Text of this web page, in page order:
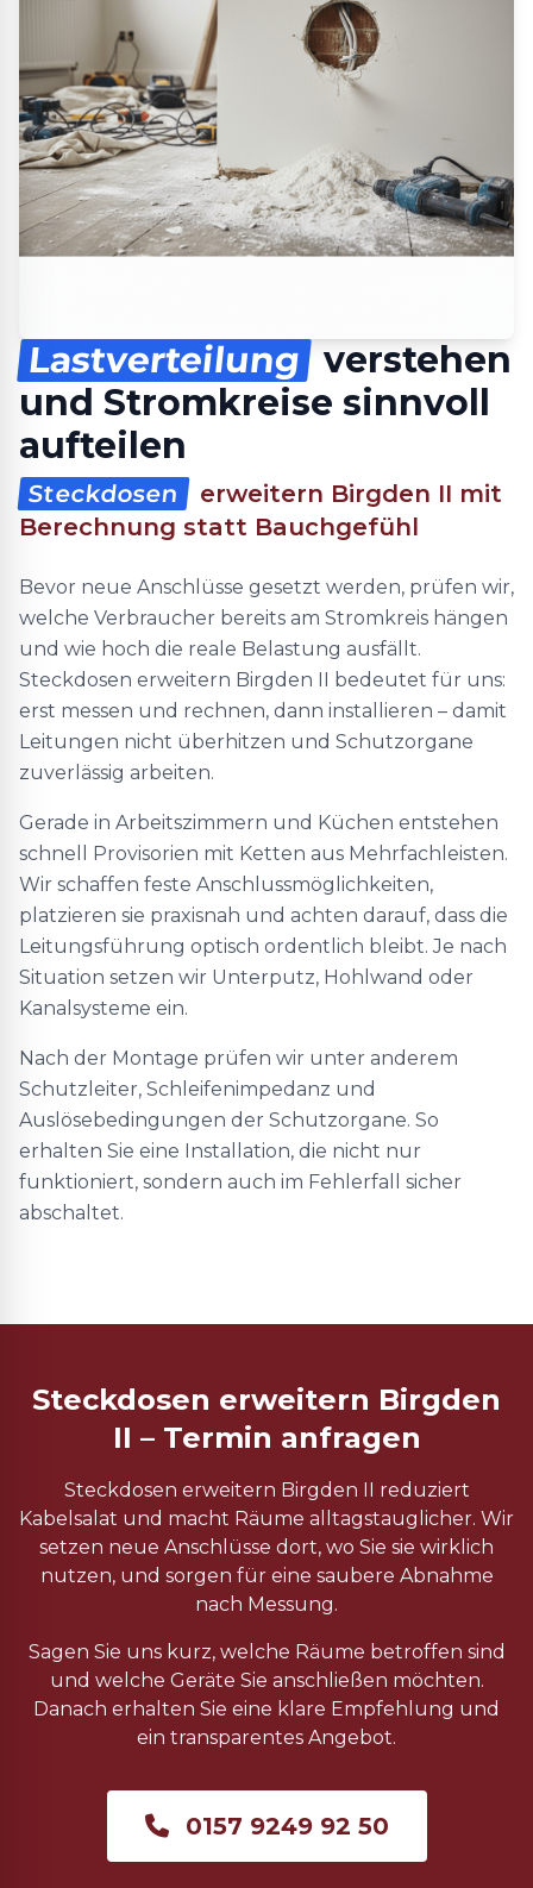
Lastverteilung verstehen
und Stromkreise sinnvoll
aufteilen
Steckdosen
erweitern Birgden II mit
Berechnung statt Bauchgefühl
Bevor neue Anschlüsse gesetzt werden, prüfen wir,
welche Verbraucher bereits am Stromkreis hängen
und wie hoch die reale Belastung ausfällt.
Steckdosen erweitern Birgden II bedeutet für uns:
erst messen und rechnen, dann installieren – damit
Leitungen nicht überhitzen und Schutzorgane
zuverlässig arbeiten.
Gerade in Arbeitszimmern und Küchen entstehen
schnell Provisorien mit Ketten aus Mehrfachleisten.
Wir schaffen feste Anschlussmöglichkeiten,
platzieren sie praxisnah und achten darauf, dass die
Leitungsführung optisch ordentlich bleibt. Je nach
Situation setzen wir Unterputz, Hohlwand oder
Kanalsysteme ein.
Nach der Montage prüfen wir unter anderem
Schutzleiter, Schleifenimpedanz und
Auslösebedingungen der Schutzorgane. So
erhalten Sie eine Installation, die nicht nur
funktioniert, sondern auch im Fehlerfall sicher
abschaltet.
Steckdosen erweitern Birgden
II – Termin anfragen
Steckdosen erweitern Birgden II reduziert
Kabelsalat und macht Räume alltagstauglicher. Wir
setzen neue Anschlüsse dort, wo Sie sie wirklich
nutzen, und sorgen für eine saubere Abnahme
nach Messung.
Sagen Sie uns kurz, welche Räume betroffen sind
und welche Geräte Sie anschließen möchten.
Danach erhalten Sie eine klare Empfehlung und
ein transparentes Angebot.
0157 9249 92 50